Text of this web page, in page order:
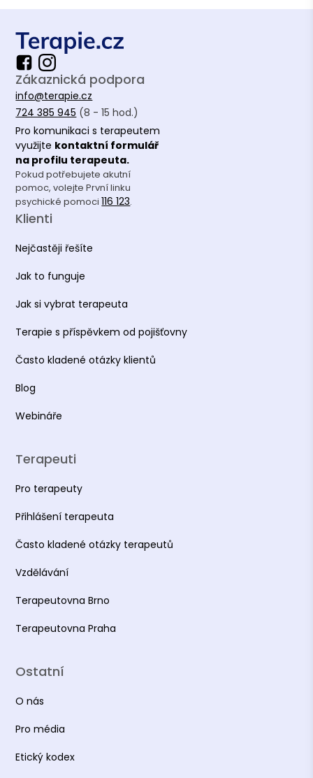
Zákaznická podpora
info@terapie.cz
724 385 945 (8 - 15 hod.)
Pro komunikaci s terapeutem
využijte kontaktní formulář
na profilu terapeuta.
Pokud potřebujete akutní
pomoc, volejte První linku
psychické pomoci116 123.
Klienti
Nejčastěji řešíte
Jak to funguje
Jak si vybrat terapeuta
Terapie s příspěvkem od pojišťovny
Často kladené otázky klientů
Blog
Webináře
Terapeuti
Pro terapeuty
Přihlášení terapeuta
Často kladené otázky terapeutů
Vzdělávání
Terapeutovna Brno
Terapeutovna Praha
Ostatní
O nás
Pro média
Etický kodex